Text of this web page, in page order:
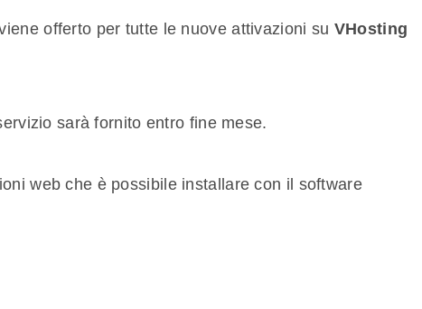
offerto per tutte le nuove attivazioni su VHosting
sarà fornito entro fine mese.
web che è possibile installare con il software